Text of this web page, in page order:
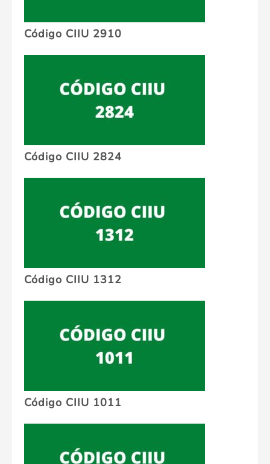
Código CIIU 2910
Código CIIU 2824
Código CIIU 1312
Código CIIU 1011